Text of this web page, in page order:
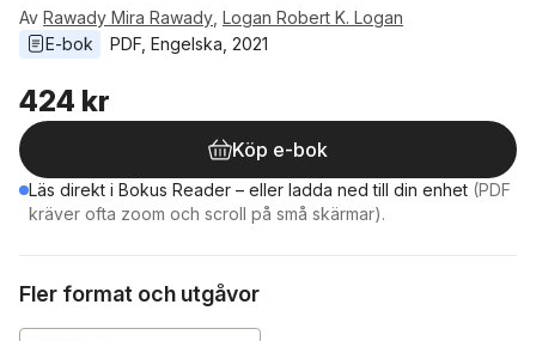
Av Rawady Mira Rawady Logan Robert K. Logan
E-bok
PDF Engelska 2021
424 kr
Köp e-bok
Läs direkt i Bokus Reader – eller ladda ned till din enhet (PDF
kräver ofta zoom och scroll på små skärmar).
Fler format och utgåvor